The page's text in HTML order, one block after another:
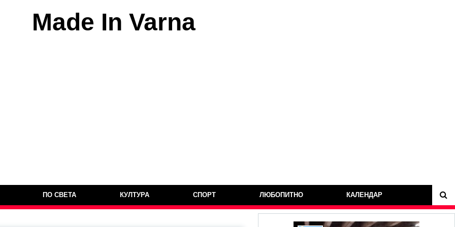
Made In Varna
ПО СВЕТА КУЛТУРА СПОРТ ЛЮБОПИТНО КАЛЕНДАР